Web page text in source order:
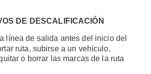
DE DESCALIFICACIÓN
línea de salida antes del inicio del
ruta, subirse a un vehículo,
o borrar las marcas de la ruta